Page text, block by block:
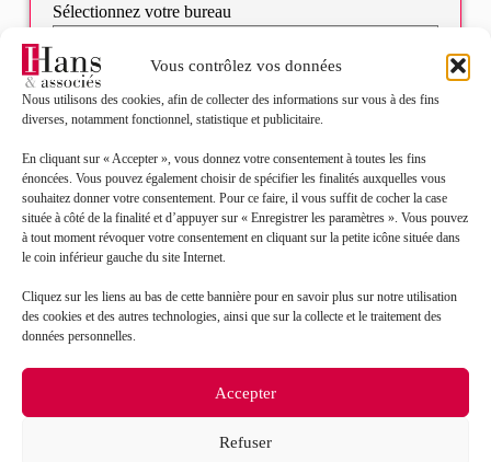
Vous contrôlez vos données
Nous utilisons des cookies, afin de collecter des informations sur vous à des fins
diverses, notamment fonctionnel, statistique et publicitaire.
En cliquant sur « Accepter », vous donnez votre consentement à toutes les fins
énoncées. Vous pouvez également choisir de spécifier les finalités auxquelles vous
souhaitez donner votre consentement. Pour ce faire, il vous suffit de cocher la case
située à côté de la finalité et d’appuyer sur « Enregistrer les paramètres ». Vous pouvez
à tout moment révoquer votre consentement en cliquant sur la petite icône située dans
le coin inférieur gauche du site Internet.
Cliquez sur les liens au bas de cette bannière pour en savoir plus sur notre utilisation
des cookies et des autres technologies, ainsi que sur la collecte et le traitement des
données personnelles.
Accepter
Refuser
Sélectionnez votre bureau
Message*
RGPDJ’accepte que mes données soient traitées en accord
politique de confidentialitéet les
d’utilisations’appliquent.